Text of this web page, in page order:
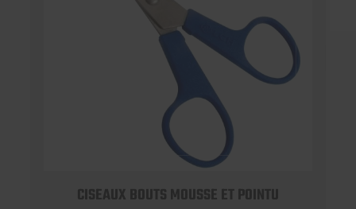
CISEAUX BOUTS MOUSSE ET POINTU